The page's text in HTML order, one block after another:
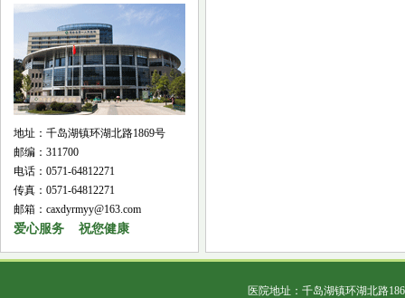
地址：千岛湖镇环湖北路1869号
邮编：311700
电话：0571-64812271
传真：0571-64812271
邮箱：caxdyrmyy@163.com
爱心服务 祝您健康
医院地址：千岛湖镇环湖北路